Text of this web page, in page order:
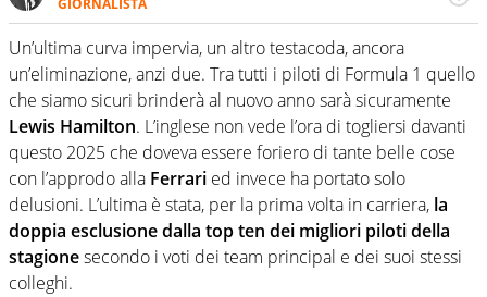
GIORNALISTA
Giornalista multimediale. Quando si accendono i motori,
lui sgasa, impenna, derapa. E spesso e volentieri finisce
sul podio
Un’ultima curva impervia, un altro testacoda, ancora
un’eliminazione, anzi due. Tra tutti i piloti di Formula 1 quello
che siamo sicuri brinderà al nuovo anno sarà sicuramente
Lewis Hamilton. L’inglese non vede l’ora di togliersi davanti
questo 2025 che doveva essere foriero di tante belle cose
con l’approdo alla Ferrari ed invece ha portato solo
delusioni. L’ultima è stata, per la prima volta in carriera, la
doppia esclusione dalla top ten dei migliori piloti della
stagionesecondo i voti dei team principal e dei suoi stessi
colleghi.